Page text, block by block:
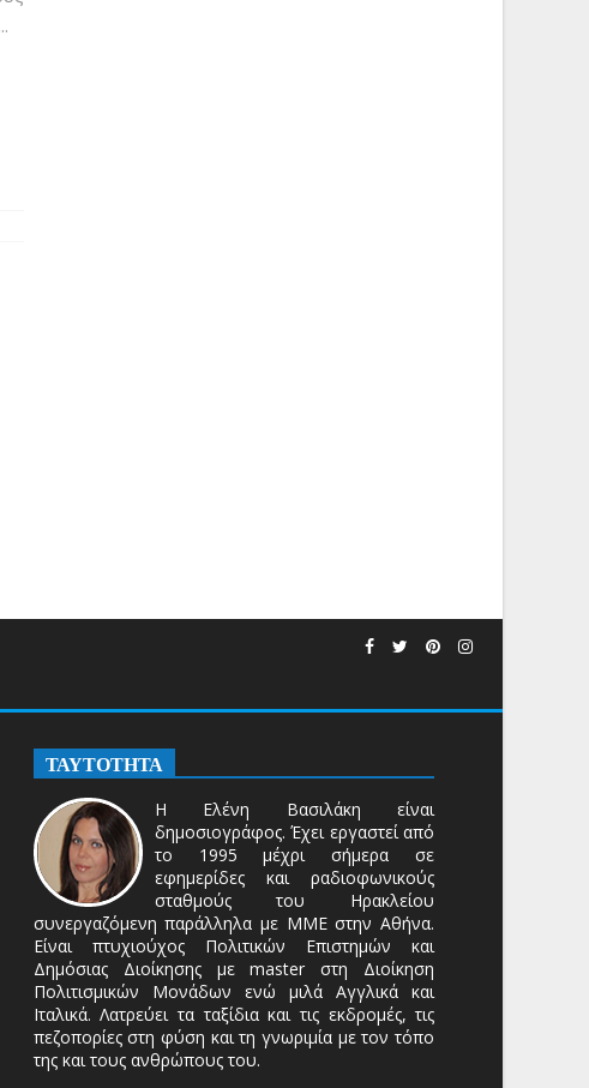
ΤΑΥΤΟΤΗΤΑ
Η Ελένη Βασιλάκη είναι
δημοσιογράφος. Έχει εργαστεί από
το 1995 μέχρι σήμερα σε
εφημερίδες και ραδιοφωνικούς
σταθμούς του Ηρακλείου
συνεργαζόμενη παράλληλα με ΜΜΕ στην Αθήνα.
Είναι πτυχιούχος Πολιτικών Επιστημών και
Δημόσιας Διοίκησης με master στη Διοίκηση
Πολιτισμικών Μονάδων ενώ μιλά Αγγλικά και
Ιταλικά. Λατρεύει τα ταξίδια και τις εκδρομές, τις
πεζοπορίες στη φύση και τη γνωριμία με τον τόπο
της και τους ανθρώπους του.